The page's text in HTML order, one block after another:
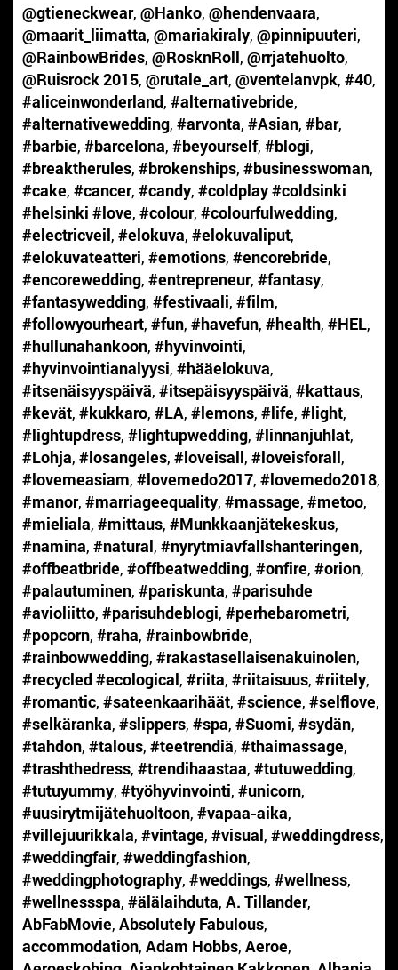
@gtieneckwear, @Hanko, @hendenvaara,
@maarit_liimatta, @mariakiraly, @pinnipuuteri,
@RainbowBrides, @RosknRoll, @rrjatehuolto,
@Ruisrock 2015, @rutale_art, @ventelanvpk, #40,
#aliceinwonderland, #alternativebride,
#alternativewedding, #arvonta, #Asian, #bar,
#barbie, #barcelona, #beyourself, #blogi,
#breaktherules, #brokenships, #businesswoman,
#cake, #cancer, #candy, #coldplay #coldsinki
#helsinki #love, #colour, #colourfulwedding,
#electricveil, #elokuva, #elokuvaliput,
#elokuvateatteri, #emotions, #encorebride,
#encorewedding, #entrepreneur, #fantasy,
#fantasywedding, #festivaali, #film,
#followyourheart, #fun, #havefun, #health, #HEL,
#hullunahankoon, #hyvinvointi,
#hyvinvointianalyysi, #hääelokuva,
#itsenäisyyspäivä, #itsepäisyyspäivä, #kattaus,
#kevät, #kukkaro, #LA, #lemons, #life, #light,
#lightupdress, #lightupwedding, #linnanjuhlat,
#Lohja, #losangeles, #loveisall, #loveisforall,
#lovemeasiam, #lovemedo2017, #lovemedo2018,
#manor, #marriageequality, #massage, #metoo,
#mieliala, #mittaus, #Munkkaanjätekeskus,
#namina, #natural, #nyrytmiavfallshanteringen,
#offbeatbride, #offbeatwedding, #onfire, #orion,
#palautuminen, #pariskunta, #parisuhde
#avioliitto, #parisuhdeblogi, #perhebarometri,
#popcorn, #raha, #rainbowbride,
#rainbowwedding, #rakastasellaisenakuinolen,
#recycled #ecological, #riita, #riitaisuus, #riitely,
#romantic, #sateenkaarihäät, #science, #selflove,
#selkäranka, #slippers, #spa, #Suomi, #sydän,
#tahdon, #talous, #teetrendiä, #thaimassage,
#trashthedress, #trendihaastaa, #tutuwedding,
#tutuyummy, #työhyvinvointi, #unicorn,
#uusirytmijätehuoltoon, #vapaa-aika,
#villejuurikkala, #vintage, #visual, #weddingdress,
#weddingfair, #weddingfashion,
#weddingphotography, #weddings, #wellness,
#wellnessspa, #älälaihduta, A. Tillander,
AbFabMovie, Absolutely Fabulous,
accommodation, Adam Hobbs, Aeroe,